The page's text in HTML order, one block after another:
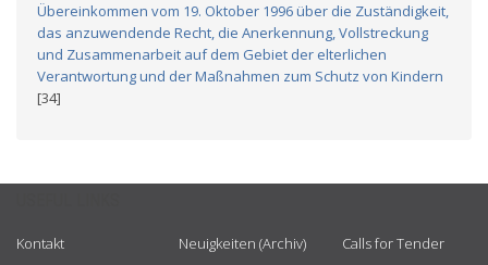
Übereinkommen vom 19. Oktober 1996 über die Zuständigkeit,
das anzuwendende Recht, die Anerkennung, Vollstreckung
und Zusammenarbeit auf dem Gebiet der elterlichen
Verantwortung und der Maßnahmen zum Schutz von Kindern
[34]
Kontakt
Neuigkeiten (Archiv)
Calls for Tender